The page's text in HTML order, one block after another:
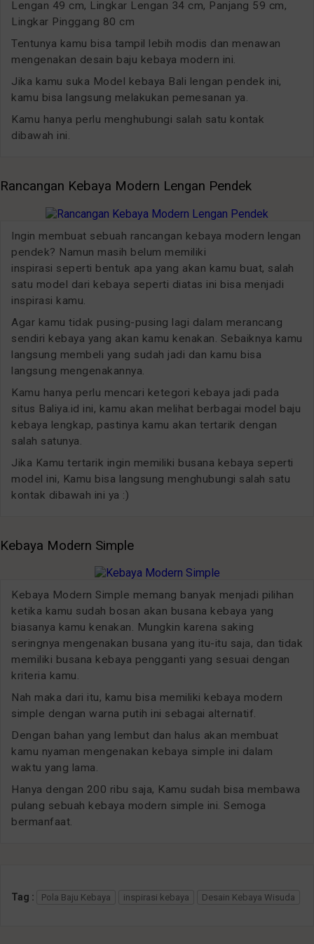
Lengan 49 cm, Lingkar Lengan 34 cm, Panjang 59 cm,
Lingkar Pinggang 80 cm
Tentunya kamu bisa tampil lebih modis dan menawan
mengenakan desain baju kebaya modern ini.
Jika kamu suka Model kebaya Bali lengan pendek ini,
kamu bisa langsung melakukan pemesanan ya.
Kamu hanya perlu menghubungi salah satu kontak
dibawah ini.
Rancangan Kebaya Modern Lengan Pendek
Ingin membuat sebuah rancangan kebaya modern lengan
pendek? Namun masih belum memiliki
inspirasi seperti bentuk apa yang akan kamu buat, salah
satu model dari kebaya seperti diatas ini bisa menjadi
inspirasi kamu.
Agar kamu tidak pusing-pusing lagi dalam merancang
sendiri kebaya yang akan kamu kenakan. Sebaiknya kamu
langsung membeli yang sudah jadi dan kamu bisa
langsung mengenakannya.
Kamu hanya perlu mencari ketegori kebaya jadi pada
situs Baliya.id ini, kamu akan melihat berbagai model baju
kebaya lengkap, pastinya kamu akan tertarik dengan
salah satunya.
Jika Kamu tertarik ingin memiliki busana kebaya seperti
model ini, Kamu bisa langsung menghubungi salah satu
kontak dibawah ini ya :)
Kebaya Modern Simple
Kebaya Modern Simple memang banyak menjadi pilihan
ketika kamu sudah bosan akan busana kebaya yang
biasanya kamu kenakan. Mungkin karena saking
seringnya mengenakan busana yang itu-itu saja, dan tidak
memiliki busana kebaya pengganti yang sesuai dengan
kriteria kamu.
Nah maka dari itu, kamu bisa memiliki kebaya modern
simple dengan warna putih ini sebagai alternatif.
Dengan bahan yang lembut dan halus akan membuat
kamu nyaman mengenakan kebaya simple ini dalam
waktu yang lama.
Hanya dengan 200 ribu saja, Kamu sudah bisa membawa
pulang sebuah kebaya modern simple ini. Semoga
bermanfaat.
Tag : Pola Baju Kebaya inspirasi kebaya Desain Kebaya Wisuda